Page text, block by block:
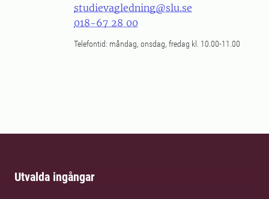
studievagledning@slu.se
018-67 28 00
Telefontid: måndag, onsdag, fredag kl. 10.00-11.00
Utvalda ingångar